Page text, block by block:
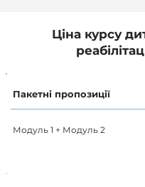
Ціна курсу
Пакетні пропозиції
Модуль 1 + Модуль 2